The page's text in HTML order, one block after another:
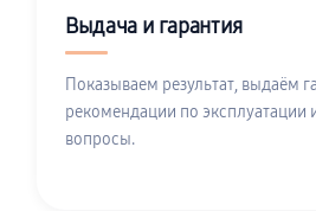
Выдача и гарантия
Показываем результат, выдаём
рекомендации по эксплуатации
вопросы.